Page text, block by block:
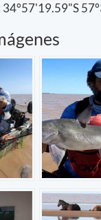
34°57'19.59"S